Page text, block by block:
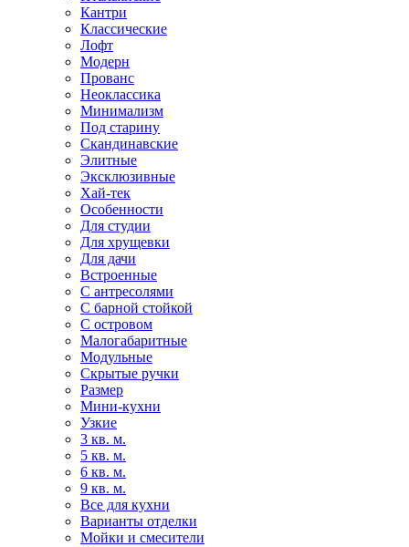
Кантри
Классические
Лофт
Модерн
Прованс
Неоклассика
Минимализм
Под старину
Скандинавские
Элитные
Эксклюзивные
Хай-тек
Особенности
Для студии
Для хрущевки
Для дачи
Встроенные
С антресолями
С барной стойкой
С островом
Малогабаритные
Модульные
Скрытые ручки
Размер
Мини-кухни
Узкие
3 кв. м.
5 кв. м.
6 кв. м.
9 кв. м.
Все для кухни
Варианты отделки
Мойки и смесители